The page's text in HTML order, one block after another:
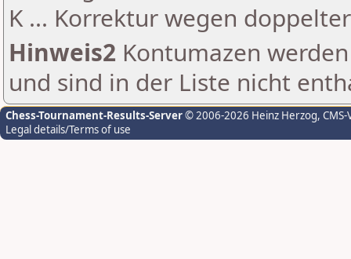
K ... Korrektur wegen
Hinweis2 Kontumazen
und sind in der Liste nicht
Chess-Tournament-Results-Server© 2006-2026 Heinz Herzog,
Legal details/Terms of use